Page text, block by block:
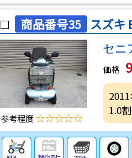
商品番号35 スズキ
参考程度☆☆☆☆☆
セ
価格
1.0